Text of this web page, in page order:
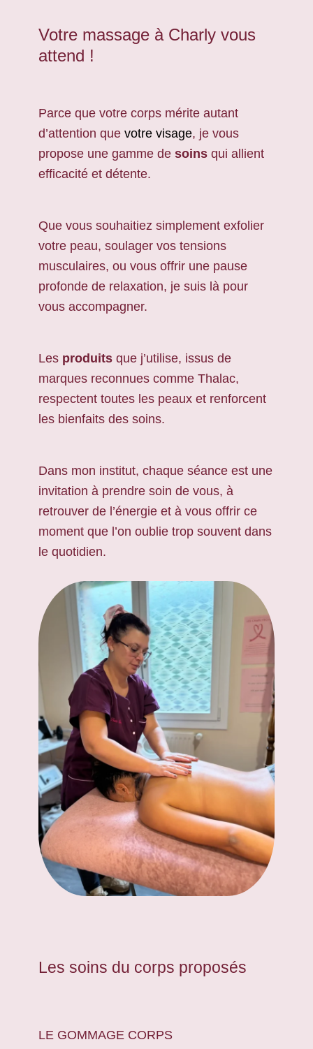
Votre massage à Charly vous
attend !
Parce que votre corps mérite autant
d’attention que votre visage, je vous
propose une gamme de soins qui allient
efficacité et détente.
Que vous souhaitiez simplement exfolier
votre peau, soulager vos tensions
musculaires, ou vous offrir une pause
profonde de relaxation, je suis là pour
vous accompagner.
Les produits que j’utilise, issus de
marques reconnues comme Thalac,
respectent toutes les peaux et renforcent
les bienfaits des soins.
Dans mon institut, chaque séance est une
invitation à prendre soin de vous, à
retrouver de l’énergie et à vous offrir ce
moment que l’on oublie trop souvent dans
le quotidien.
Les soins du corps proposés
LE GOMMAGE CORPS